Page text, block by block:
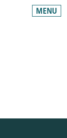
MENU